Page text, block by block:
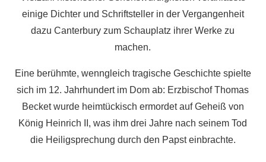
einige Dichter und Schriftsteller in der Vergangenheit
dazu Canterbury zum Schauplatz ihrer Werke zu
machen.
Eine berühmte, wenngleich tragische Geschichte spielte
sich im 12. Jahrhundert im Dom ab: Erzbischof Thomas
Becket wurde heimtückisch ermordet auf Geheiß von
König Heinrich II, was ihm drei Jahre nach seinem Tod
die Heiligsprechung durch den Papst einbrachte.